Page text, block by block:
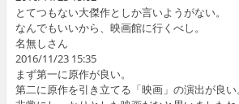
とてつもない大傑作としか言いようがない。
なんでもいいから、映画館に行くべし。
名無しさん
2016/11/23 15:35
まず第一に原作が良い。
第二に原作を引き立てる「映画」の演出が良い。